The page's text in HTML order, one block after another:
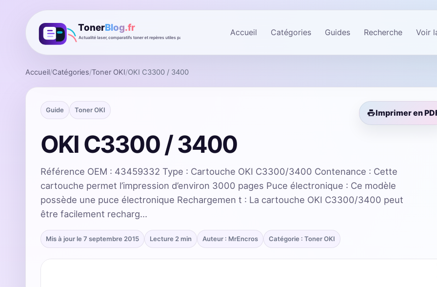
Accueil Catégories Guides Recherche Voir
Accueil/Catégories/Toner OKI/OKI C3300 / 3400
Guide Toner OKI Imprimer en
OKI C3300 / 3400
Référence OEM : 43459332 Type : Cartouche OKI C3300/3400 Contenance : Cette
cartouche permet l’impression d’environ 3000 pages Puce électronique : Ce modèle
possède une puce électronique Rechargemen t : La cartouche OKI C3300/3400 peut
être facilement recharg…
Mis à jour le 7 septembre 2015 Lecture 2 min Auteur : MrEncros Catégorie : Toner OKI